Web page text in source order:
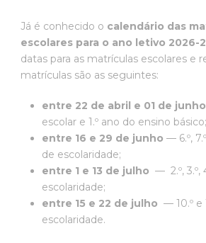
Já é conhecido o calendário das
escolares para o ano letivo 2026-
datas para as matrículas escolares e
matrículas são as seguintes:
entre 22 de abril e 01 de junho
escolar e 1.º ano do ensino básico;
entre 16 e 29 de junho — 6.º,
de escolaridade;
entre 1 e 13 de julho — 2.º, 3.º,
escolaridade;
entre 15 e 22 de julho — 10.º e
escolaridade.